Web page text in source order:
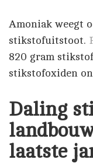
Amoniak weegt
stikstofuitstoot.
820 gram
stikstofoxiden
Daling
laatste